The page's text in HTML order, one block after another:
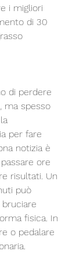
i migliori
di 30
di perdere
ma spesso
per fare
notizia è
ore
risultati. Un
può
fisica. In
o pedalare